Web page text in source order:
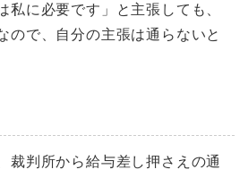
私に必要です」と主張しても、
ので、自分の主張は通らないと
裁判所から給与差し押さえの通